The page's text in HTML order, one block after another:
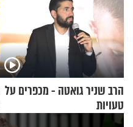
הרב שניר גואטה - מכפרים על
טעויות